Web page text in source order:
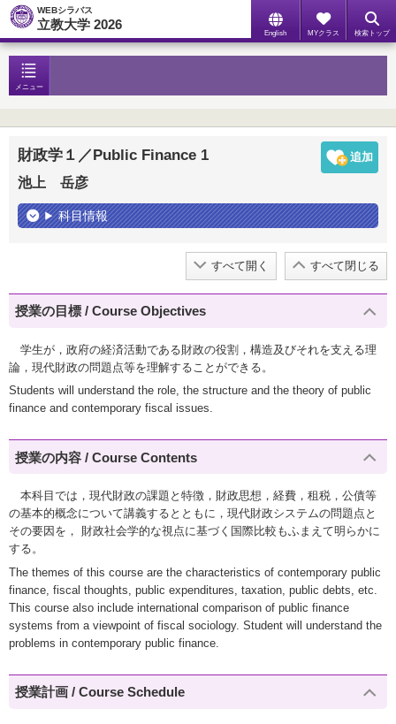
WEBシラバス
立教大学 2026
English MYクラス 検索トップ
メニュー
財政学１／Public Finance 1
池上 岳彦
科目情報
すべて開く すべて閉じる
授業の目標 / Course Objectives
学生が，政府の経済活動である財政の役割，構造及びそれを支える理
論，現代財政の問題点等を理解することができる。
Students will understand the role, the structure and the theory of public
finance and contemporary fiscal issues.
授業の内容 / Course Contents
本科目では，現代財政の課題と特徴，財政思想，経費，租税，公債等
の基本的概念について講義するとともに，現代財政システムの問題点と
その要因を， 財政社会学的な視点に基づく国際比較もふまえて明らかに
する。
The themes of this course are the characteristics of contemporary public
finance, fiscal thoughts, public expenditures, taxation, public debts, etc.
This course also include international comparison of public finance
systems from a viewpoint of fiscal sociology. Student will understand the
problems in contemporary public finance.
授業計画 / Course Schedule